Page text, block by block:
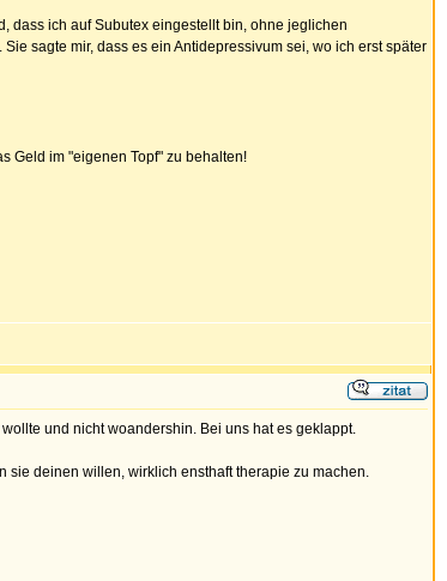
dass ich auf Subutex eingestellt bin, ohne jeglichen
sagte mir, dass es ein Antidepressivum sei, wo ich erst später
Geld im "eigenen Topf" zu behalten!
und nicht woandershin. Bei uns hat es geklappt.
sie deinen willen, wirklich ensthaft therapie zu machen.